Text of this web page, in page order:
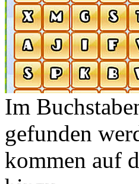
Im
gefunden
kommen auf